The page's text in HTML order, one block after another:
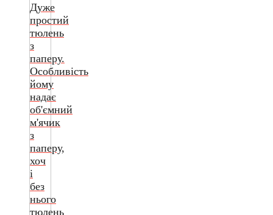
Дуже
простий
тюлень
з
паперу.
Особливість
йому
надає
об'ємний
м'ячик
з
паперу,
хоч
і
без
нього
тюлень